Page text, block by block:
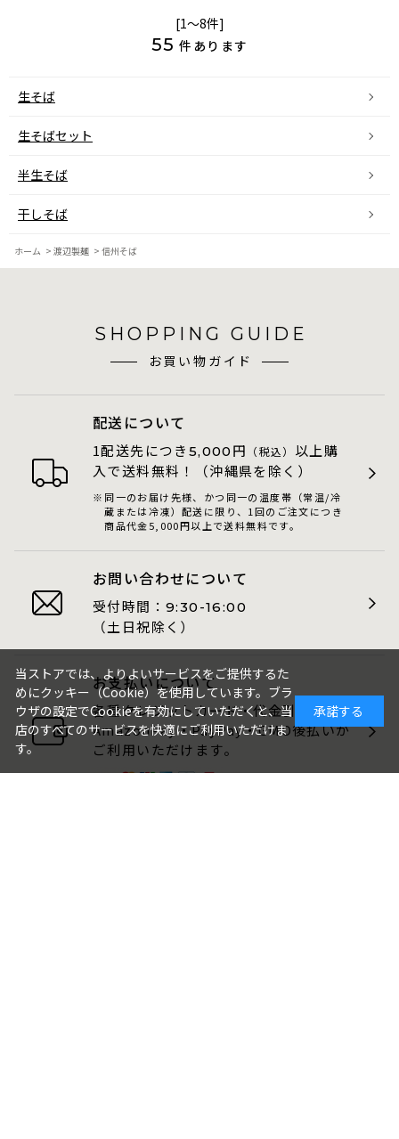
[1～8件]
55 件あります
生そば
生そばセット
半生そば
干しそば
ホーム > 渡辺製麺 > 信州そば
SHOPPING GUIDE
お買い物ガイド
配送について
1配送先につき 5,000 円 （税込） 以上購
入で送料無料！（沖縄県を除く）
同一のお届け先様、かつ同一の温度帯（常温/冷
蔵または冷凍）配送に限り、1回のご注文につき
商品代金5,000円以上で送料無料です。
お問い合わせについて
受付時間： 9:30-16:00
（土日祝除く）
お支払いについて
各種クレジットカード・代金引換・
AmazonPay・PayPay・GMO後払いが
ご利用いただけます。
当ストアでは、よりよいサービスをご提供するた
めにクッキー（Cookie）を使用しています。ブラ
ウザの設定でCookieを有効にしていただくと、当
店のすべてのサービスを快適にご利用いただけま
す。
承諾する